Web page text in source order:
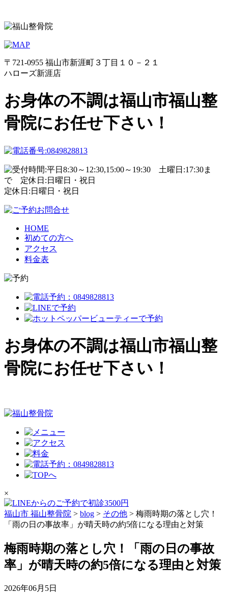
〒721-0955 福山市新涯町３丁目１０－２１
ハローズ新涯店
お身体の不調は福山市福山整
骨院にお任せ下さい！
定休日:日曜日・祝日
HOME
初めての方へ
アクセス
料金表
お身体の不調は福山市福山整
骨院にお任せ下さい！
×
福山市 福山整骨院 > blog > その他 > 梅雨時期の落とし穴！
「雨の日の事故率」が晴天時の約5倍になる理由と対策
梅雨時期の落とし穴！「雨の日の事故
率」が晴天時の約5倍になる理由と対策
2026年06月5日